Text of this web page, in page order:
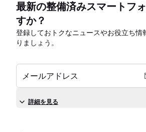
最新の整備済みスマートフ
すか？
登録しておトクなニュースやお役立ち情
りましょう。
メールアドレス
詳細を見る